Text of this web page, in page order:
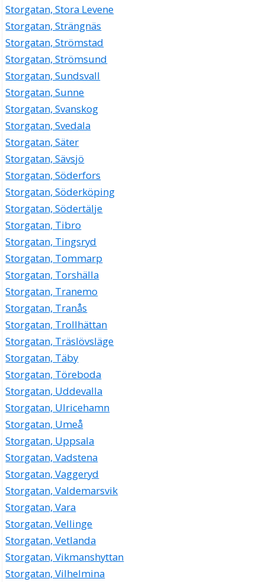
Storgatan, Stora Levene
Storgatan, Strängnäs
Storgatan, Strömstad
Storgatan, Strömsund
Storgatan, Sundsvall
Storgatan, Sunne
Storgatan, Svanskog
Storgatan, Svedala
Storgatan, Säter
Storgatan, Sävsjö
Storgatan, Söderfors
Storgatan, Söderköping
Storgatan, Södertälje
Storgatan, Tibro
Storgatan, Tingsryd
Storgatan, Tommarp
Storgatan, Torshälla
Storgatan, Tranemo
Storgatan, Tranås
Storgatan, Trollhättan
Storgatan, Träslövsläge
Storgatan, Täby
Storgatan, Töreboda
Storgatan, Uddevalla
Storgatan, Ulricehamn
Storgatan, Umeå
Storgatan, Uppsala
Storgatan, Vadstena
Storgatan, Vaggeryd
Storgatan, Valdemarsvik
Storgatan, Vara
Storgatan, Vellinge
Storgatan, Vetlanda
Storgatan, Vikmanshyttan
Storgatan, Vilhelmina